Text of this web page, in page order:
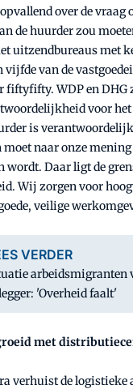
over de vraag
de huurder zou
uitzendbureaus met
vijfde van de
fiftyfifty. WDP en DHG
voor
is
naar onze
wordt. Daar ligt de
Wij zorgen voor
veilige
VERDER
arbeidsmigranten
'Overheid faalt'
met
verhuist de logistieke